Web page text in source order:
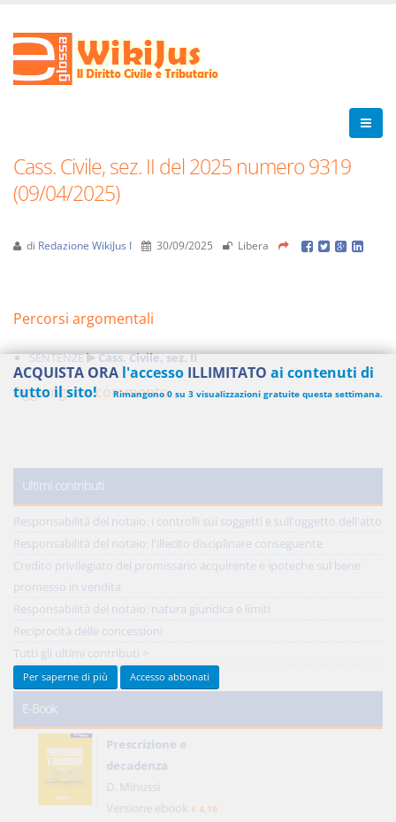
Cass. Civile, sez. II del 2025 numero 9319
(09/04/2025)
di Redazione WikiJus I 30/09/2025 Libera
Percorsi argomentali
SENTENZE Cass. Civile, sez. II
Aggiungi un commento
Ultimi contributi
Responsabilità del notaio: i controlli sui soggetti e sull'oggetto dell'atto
Responsabilità del notaio: l'illecito disciplinare conseguente
Credito privilegiato del promissario acquirente e ipoteche sul bene
promesso in vendita
Responsabilità del notaio: natura giuridica e limiti
Reciprocità delle concessioni
Tutti gli ultimi contributi >
E-Book
Prescrizione e
decadenza
D. Minussi
Versione ebook € 4,19
ACQUISTA ORA l'accesso ILLIMITATO ai contenuti di
tutto il sito!
Rimangono 0 su 3 visualizzazioni gratuite questa settimana.
450,00 €ANNUALI
Acquista ora
Acquista ora
Per saperne di più Accesso abbonati